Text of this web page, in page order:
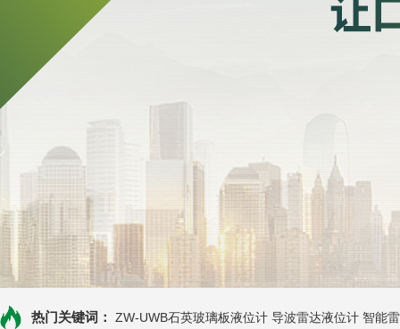
热门关键词： ZW-UWB石英玻璃板液位计 导波雷达液位计 智能